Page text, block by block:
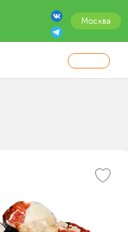
Москва